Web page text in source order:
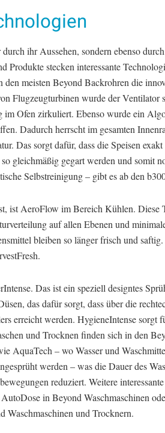
ihr Aussehen, sondern ebenso
Produkte stecken interessante
meisten Beyond Backrohren die
Flugzeugturbinen wurde der Ventilator
Ofen zirkuliert. Ebenso wurde ein
Dadurch herrscht im gesamten
Das sorgt dafür, dass die Speisen
gleichmäßig gegart werden und somit
Selbstreinigung – gibt es ab den
ist AeroFlow im Bereich Kühlen. Diese
auf allen Ebenen und
bleiben so länger frisch und
Das ist ein speziell designtes
das dafür sorgt, dass über die
erreicht werden. HygieneIntense sorgt
und Trocknen finden sich in den
AquaTech – wo Wasser und
werden – was die Dauer des
reduziert. Weitere interessante
in Beyond Waschmaschinen
Waschmaschinen und Trocknern.